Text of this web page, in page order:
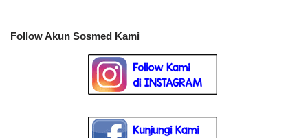
Follow Akun Sosmed Kami